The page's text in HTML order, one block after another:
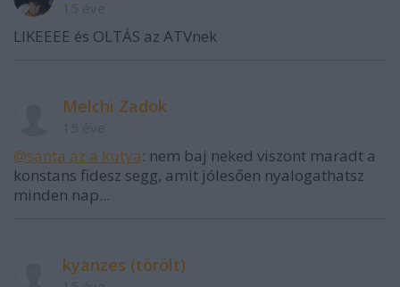
LIKEEEE és OLTÁS az ATVnek
Melchi Zadok
@sánta az a kutya: nem baj neked viszont maradt a
konstans fidesz segg, amit jólesően nyalogathatsz
minden nap...
kyanzes (törölt)